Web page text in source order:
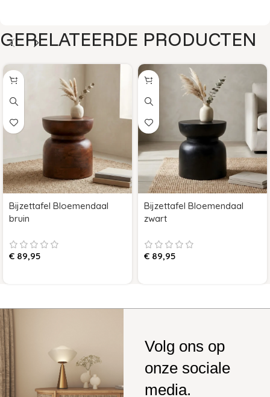
GERELATEERDE PRODUCTEN
Bijzettafel Bloemendaal
bruin
€ 89,95
Bijzettafel Bloemendaal
zwart
€ 89,95
Volg ons op
onze sociale
media.